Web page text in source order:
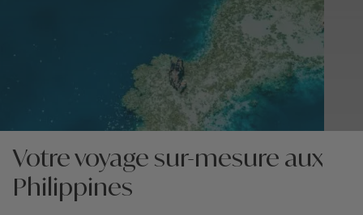
Votre voyage sur-mesure aux
Philippines